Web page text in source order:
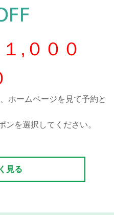
,０００
ホームページを見て予約と
ンを選択してください。
見る